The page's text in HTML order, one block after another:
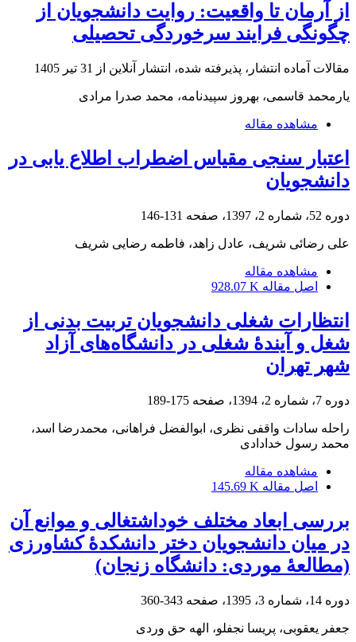
از آرمان تا واقعیت: روایت دانشجویان از
چگونگی فرایند سرخوردگی تحصیلی
مقالات آماده انتشار، پذیرفته شده، انتشار آنلاین از 31 تیر 1405
یارمحمد قاسمی، بهروز سپیدنامه، محمد صدرا مرادی
مشاهده مقاله
اعتبار سنجی مقیاس اضطراب اطلاع یابی در
دانشجویان
دوره 52، شماره 2، 1397، صفحه 131-146
علی رضائی شریف، عادل زاهد، فاطمه رضایی شریف
مشاهده مقاله
اصل مقاله 928.07 K
انتظارات شغلی دانشجویان تربیت ‌بدنی از
شغل و آیندۀ شغلی‌ در دانشگاه‌های آزاد
شهر تهران
دوره 7، شماره 2، 1394، صفحه 175-189
راحله سادات واقفی نظری، ابوالفضل فراهانی، محمدرضا اسد،
محمد رسول خدادادی
مشاهده مقاله
اصل مقاله 145.69 K
بررسی ابعاد مختلف خوداشتغالی و موانع آن
در میان دانشجویان دختر دانشکدۀ کشاورزی
(مطالعۀ موردی: دانشگاه زنجان)
دوره 14، شماره 3، 1395، صفحه 343-360
جعفر یعقوبی، پریسا نجفلو، الهه حق وردی